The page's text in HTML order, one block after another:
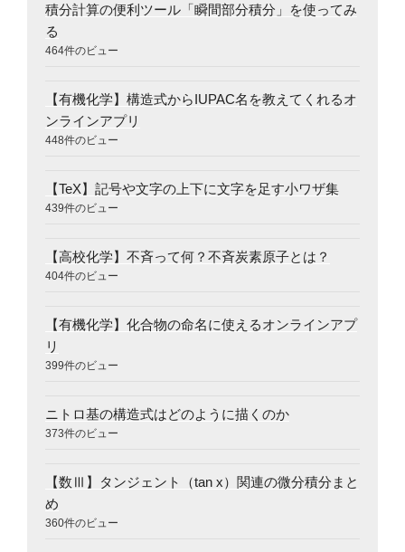
積分計算の便利ツール「瞬間部分積分」を使ってみ
る
464件のビュー
【有機化学】構造式からIUPAC名を教えてくれるオ
ンラインアプリ
448件のビュー
【TeX】記号や文字の上下に文字を足す小ワザ集
439件のビュー
【高校化学】不斉って何？不斉炭素原子とは？
404件のビュー
【有機化学】化合物の命名に使えるオンラインアプ
リ
399件のビュー
ニトロ基の構造式はどのように描くのか
373件のビュー
【数Ⅲ】タンジェント（tan x）関連の微分積分まと
め
360件のビュー